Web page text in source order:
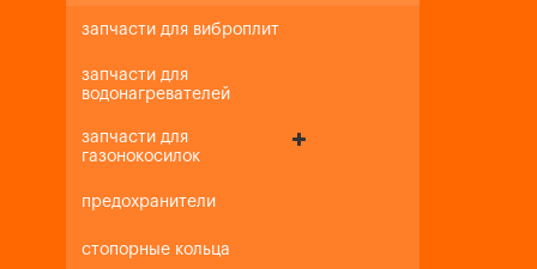
запчасти для виброплит
запчасти для
водонагревателей
запчасти для
газонокосилок
предохранители
стопорные кольца